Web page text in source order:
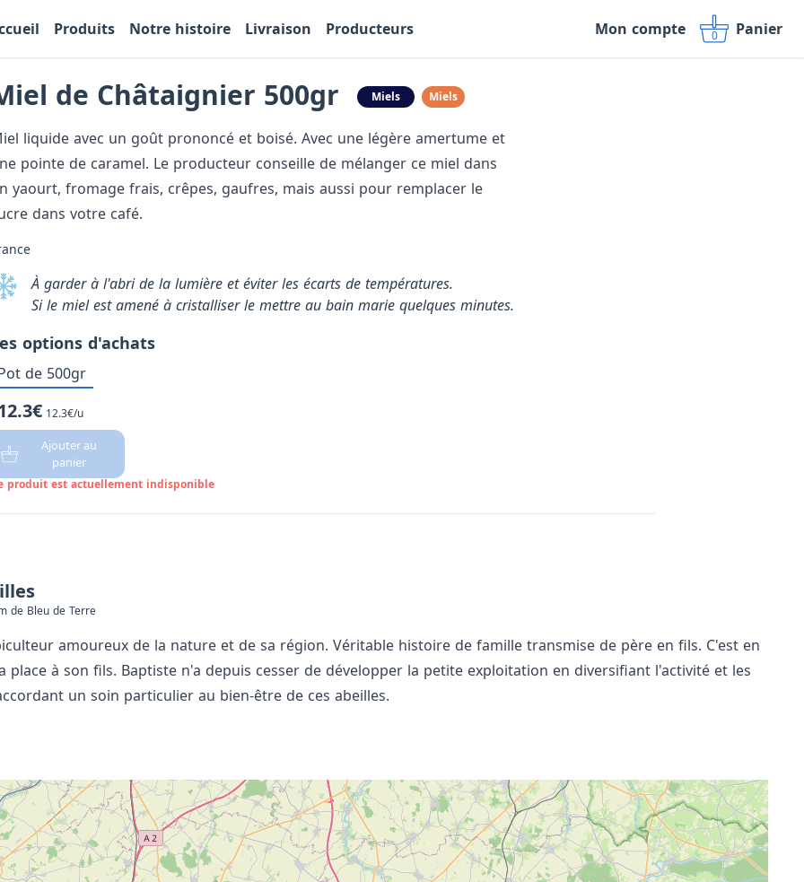
Produits Notre histoire Livraison Producteurs Mon compte 0 Panier
de Châtaignier 500gr Miels Miels
liquide avec un goût prononcé et boisé. Avec une légère amertume et
pointe de caramel. Le producteur conseille de mélanger ce miel dans
yaourt, fromage frais, crêpes, gaufres, mais aussi pour remplacer le
dans votre café.
À garder à l'abri de la lumière et éviter les écarts de températures.
Si le miel est amené à cristalliser le mettre au bain marie quelques minutes.
options d'achats
de 500gr
12.3€/u
Ajouter au
panier
produit est actuellement indisponible
de Bleu de Terre
amoureux de la nature et de sa région. Véritable histoire de famille transmise de père en fils. C'est en
place à son fils. Baptiste n'a depuis cesser de développer la petite exploitation en diversifiant l'activité et les
un soin particulier au bien-être de ces abeilles.